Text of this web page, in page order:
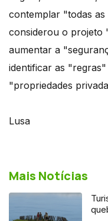
contemplar "todas
considerou o projeto
aumentar a
identificar as
"propriedades
Lusa
Mais Notícias